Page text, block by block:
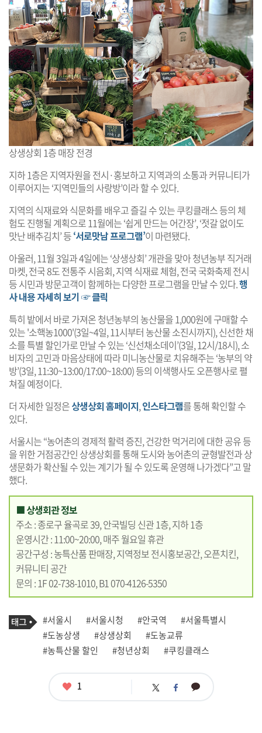
상생상회 1층 매장 전경
지하 1층은 지역자원을 전시·홍보하고 지역과의 소통과 커뮤니티가
이루어지는 ‘지역민들의 사랑방’이라 할 수 있다.
지역의 식재료와 식문화를 배우고 즐길 수 있는 쿠킹클래스 등의 체
험도 진행될 계획으로 11월에는 ‘쉽게 만드는 어간장’, ‘젓갈 없이도
맛난 배추김치’ 등‘서로맛남 프로그램’이 마련됐다.
아울러, 11월 3일과 4일에는 ‘상생상회’ 개관을 맞아 청년농부 직거래
마켓, 전국 8도 전통주 시음회, 지역 식재료 체험, 전국 국화축제 전시
등 시민과 방문고객이 함께하는 다양한 프로그램을 만날 수 있다.행
사 내용 자세히 보기 ☞ 클릭
특히 밭에서 바로 가져온 청년농부의 농산물을 1,000원에 구매할 수
있는 '소핵농1000'(3일~4일, 11시부터 농산물 소진시까지), 신선한 채
소를 특별 할인가로 만날 수 있는 ‘신선채소데이’(3일, 12시/18시), 소
비자의 고민과 마음상태에 따라 미니농산물로 치유해주는 ‘농부의 약
방’(3일, 11:30~13:00/17:00~18:00) 등의 이색행사도 오픈행사로 펼
쳐질 예정이다.
더 자세한 일정은상생상회 홈페이지,인스타그램를 통해 확인할 수
있다.
서울시는 “농어촌의 경제적 활력 증진, 건강한 먹거리에 대한 공유 등
을 위한 거점공간인 상생상회를 통해 도시와 농어촌의 균형발전과 상
생문화가 확산될 수 있는 계기가 될 수 있도록 운영해 나가겠다”고 말
했다.
■ 상생회관 정보
주소 : 종로구 율곡로 39, 안국빌딩 신관 1층, 지하 1층
운영시간 : 11:00~20:00, 매주 월요일 휴관
공간구성 : 농특산품 판매장, 지역정보 전시홍보공간, 오픈치킨,
커뮤니티 공간
문의 : 1F 02-738-1010, B1 070-4126-5350
기
사
관
련
태
태
그
#서울시 #서울시청 #안국역
#서울특별시
#도농상생
#상생상회
#도농교류
#농특산물 할인
#청년상회 #쿠킹클래스
좋1 트 페 카